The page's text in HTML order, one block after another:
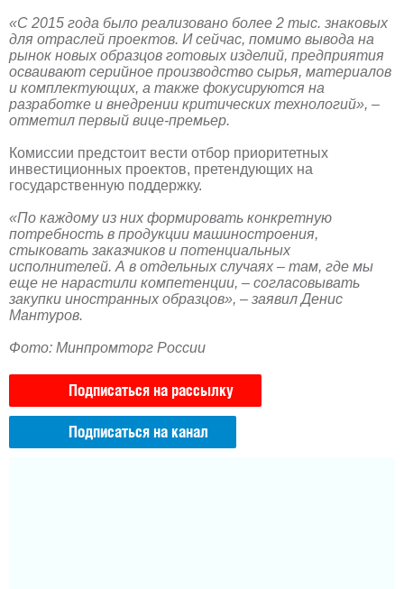
«С 2015 года было реализовано более 2 тыс. знаковых
для отраслей проектов. И сейчас, помимо вывода на
рынок новых образцов готовых изделий, предприятия
осваивают серийное производство сырья, материалов
и комплектующих, а также фокусируются на
разработке и внедрении критических технологий», –
отметил первый вице-премьер.
Комиссии предстоит вести отбор приоритетных
инвестиционных проектов, претендующих на
государственную поддержку.
«По каждому из них формировать конкретную
потребность в продукции машиностроения,
стыковать заказчиков и потенциальных
исполнителей. А в отдельных случаях – там, где мы
еще не нарастили компетенции, – согласовывать
закупки иностранных образцов», – заявил Денис
Мантуров.
Фото: Минпромторг России
Подписаться на рассылку
Подписаться на канал